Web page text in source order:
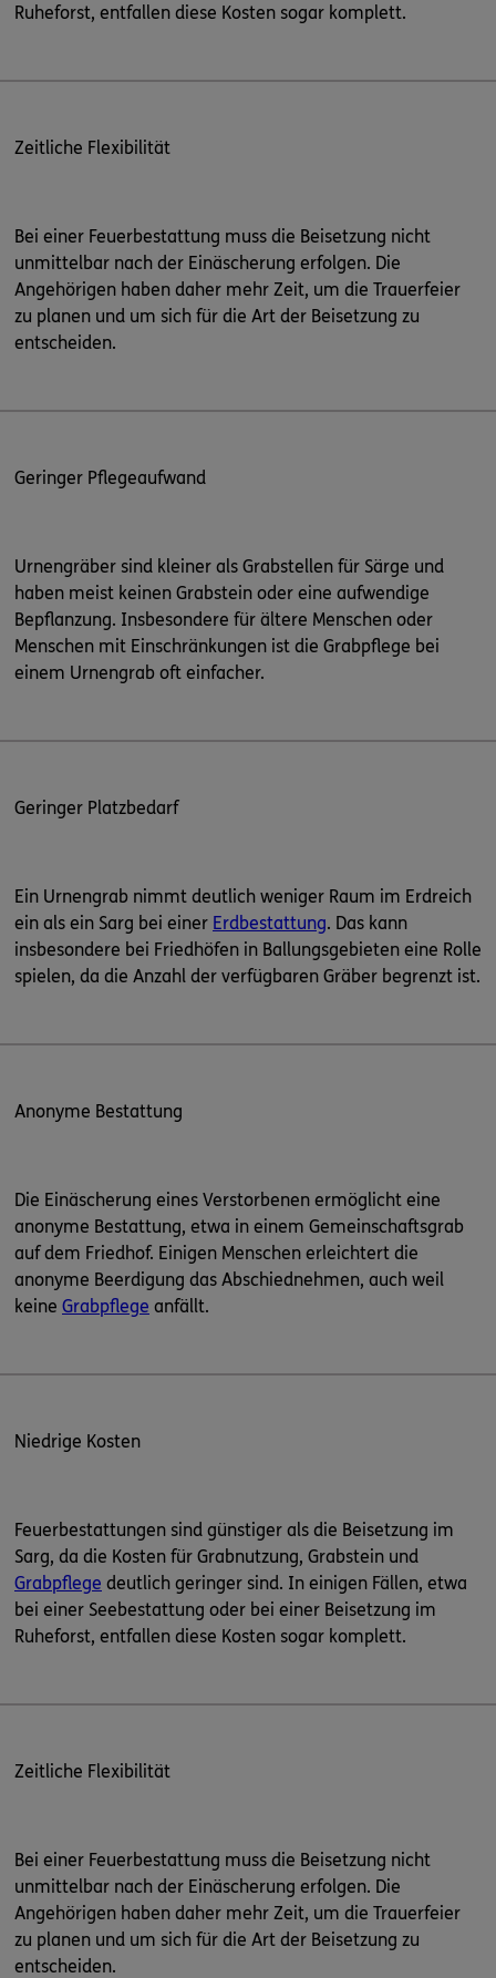
Ruheforst, entfallen diese Kosten sogar komplett.
Zeitliche Flexibilität
Bei einer Feuerbestattung muss die Beisetzung nicht
unmittelbar nach der Einäscherung erfolgen. Die
Angehörigen haben daher mehr Zeit, um die Trauerfeier
zu planen und um sich für die Art der Beisetzung zu
entscheiden.
Geringer Pflegeaufwand
Urnengräber sind kleiner als Grabstellen für Särge und
haben meist keinen Grabstein oder eine aufwendige
Bepflanzung. Insbesondere für ältere Menschen oder
Menschen mit Einschränkungen ist die Grabpflege bei
einem Urnengrab oft einfacher.
Geringer Platzbedarf
Ein Urnengrab nimmt deutlich weniger Raum im Erdreich
ein als ein Sarg bei einer Erdbestattung. Das kann
insbesondere bei Friedhöfen in Ballungsgebieten eine Rolle
spielen, da die Anzahl der verfügbaren Gräber begrenzt ist.
Anonyme Bestattung
Die Einäscherung eines Verstorbenen ermöglicht eine
anonyme Bestattung, etwa in einem Gemeinschaftsgrab
auf dem Friedhof. Einigen Menschen erleichtert die
anonyme Beerdigung das Abschiednehmen, auch weil
keine Grabpflege anfällt.
Niedrige Kosten
Feuerbestattungen sind günstiger als die Beisetzung im
Sarg, da die Kosten für Grabnutzung, Grabstein und
Grabpflege deutlich geringer sind. In einigen Fällen, etwa
bei einer Seebestattung oder bei einer Beisetzung im
Ruheforst, entfallen diese Kosten sogar komplett.
Zeitliche Flexibilität
Bei einer Feuerbestattung muss die Beisetzung nicht
unmittelbar nach der Einäscherung erfolgen. Die
Angehörigen haben daher mehr Zeit, um die Trauerfeier
zu planen und um sich für die Art der Beisetzung zu
entscheiden.